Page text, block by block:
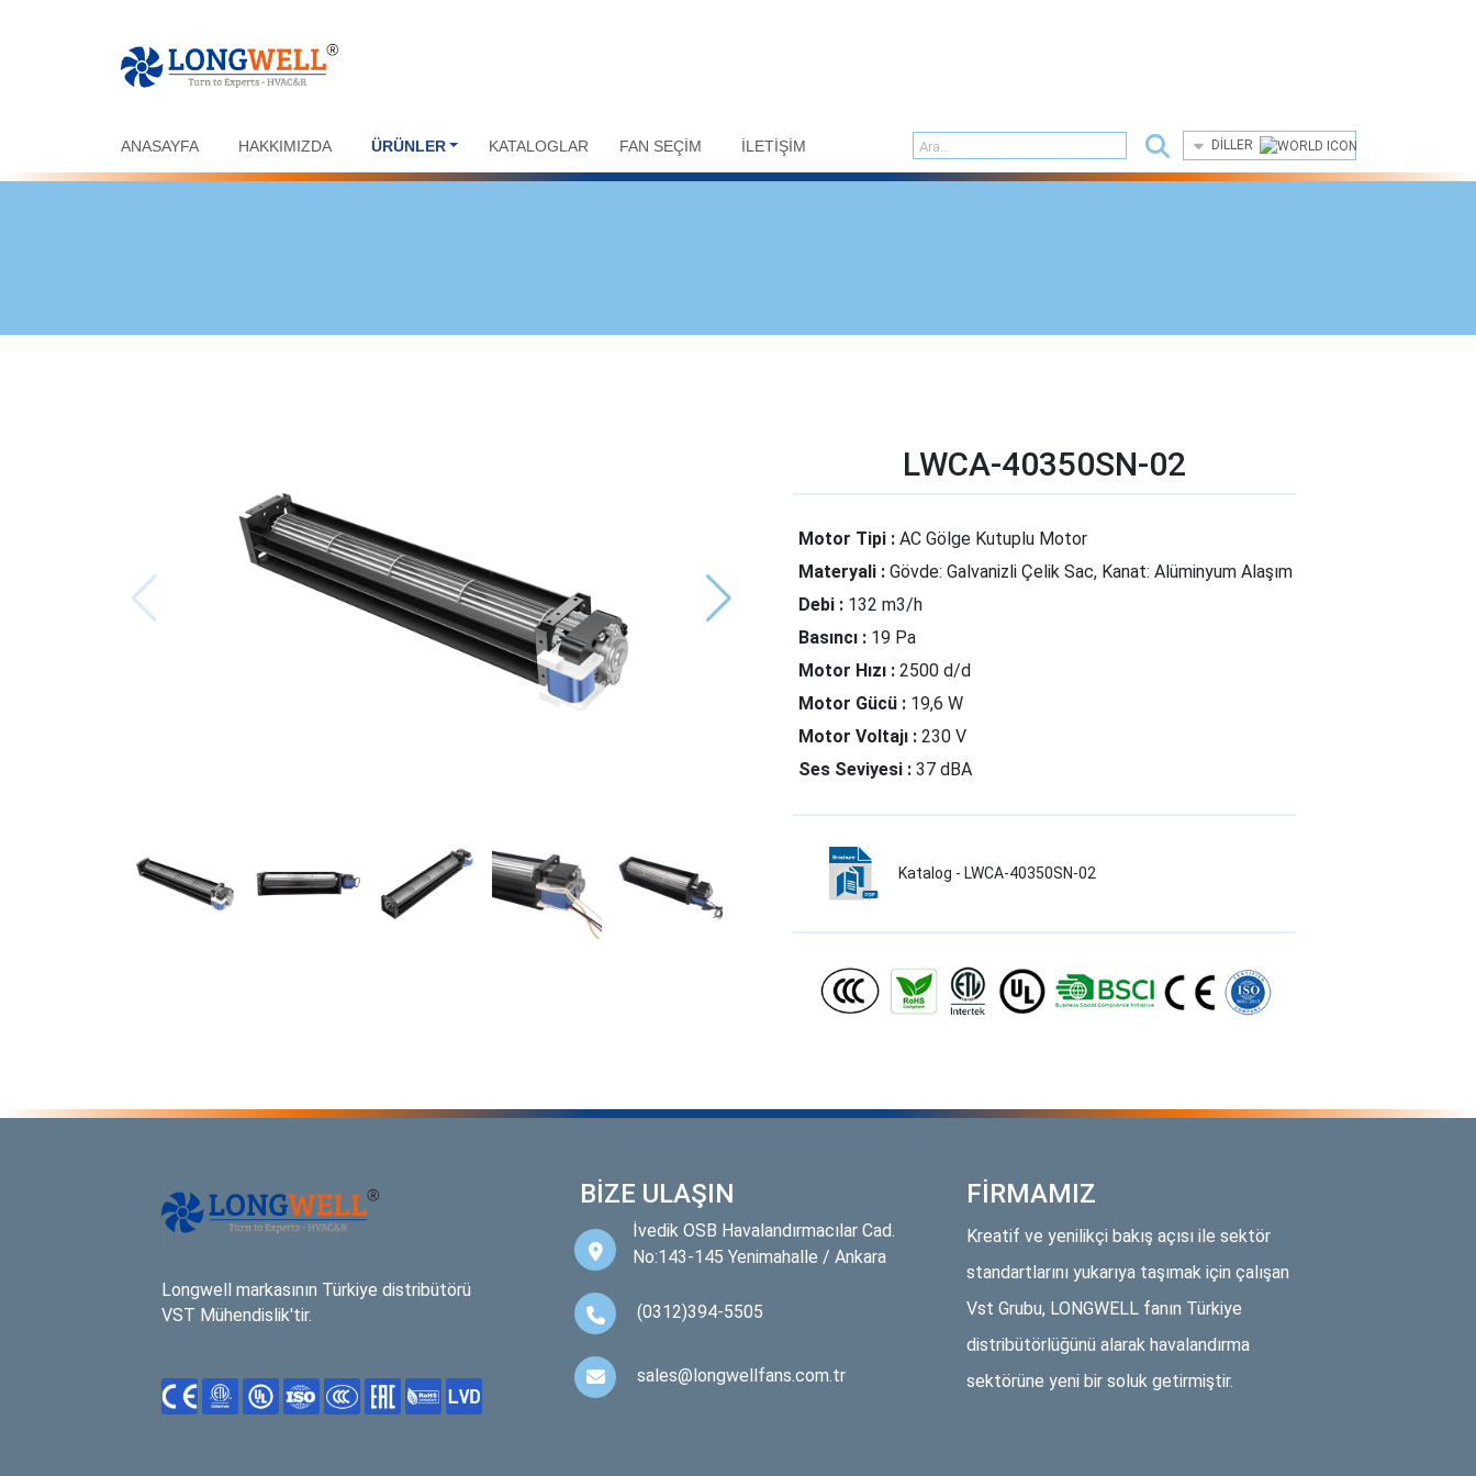
ANASAYFA HAKKIMIZDA ÜRÜNLER KATALOGLAR FAN SEÇİM İLETİŞİM DILLER
LWCA-40350SN-02
Motor Tipi : AC Gölge Kutuplu Motor
Materyali : Gövde: Galvanizli Çelik Sac, Kanat: Alüminyum Alaşım
Debi : 132 m3/h
Basıncı : 19 Pa
Motor Hızı : 2500 d/d
Motor Gücü : 19,6 W
Motor Voltajı : 230 V
Ses Seviyesi : 37 dBA
Katalog - LWCA-40350SN-02
Longwell markasının Türkiye distribütörü
VST Mühendislik'tir.
BİZE ULAŞIN
İvedik OSB Havalandırmacılar Cad.
No:143-145 Yenimahalle / Ankara
(0312)394-5505
sales@longwellfans.com.tr
FİRMAMIZ
Kreatif ve yenilikçi bakış açısı ile sektör
standartlarını yukarıya taşımak için çalışan
Vst Grubu, LONGWELL fanın Türkiye
distribütörlüğünü alarak havalandırma
sektörüne yeni bir soluk getirmiştir.